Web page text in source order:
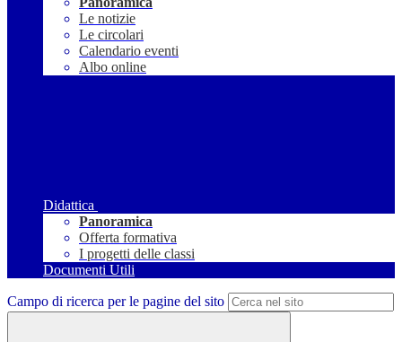
Le notizie
Le circolari
Calendario eventi
Albo online
Didattica
Panoramica
Offerta formativa
I progetti delle classi
Documenti Utili
Campo di ricerca per le pagine del sito